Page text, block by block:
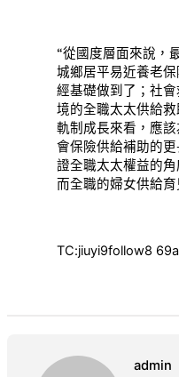
“從國度層面來說，
城鄉居平易近養老
經基礎做到了；社
境的全職太太供給
軌制成長來看，應
會保險供給補助的
證全職太太權益的
而全職的婦女供給育
TC:jiuyi9follow8
admin